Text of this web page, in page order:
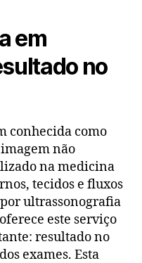
em
no
conhecida como
não
na medicina
tecidos e fluxos
ultrassonografia
este serviço
resultado no
exames. Esta